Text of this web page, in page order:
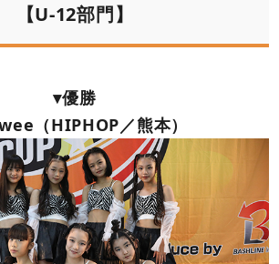
【U-12部門】
▾優勝
（HIPHOP／熊本）